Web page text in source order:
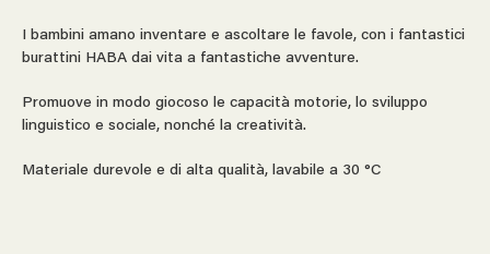
I bambini amano inventare e ascoltare le favole, con i fantastici
burattini HABA dai vita a fantastiche avventure.
Promuove in modo giocoso le capacità motorie, lo sviluppo
linguistico e sociale, nonché la creatività.
Materiale durevole e di alta qualità, lavabile a 30 °C